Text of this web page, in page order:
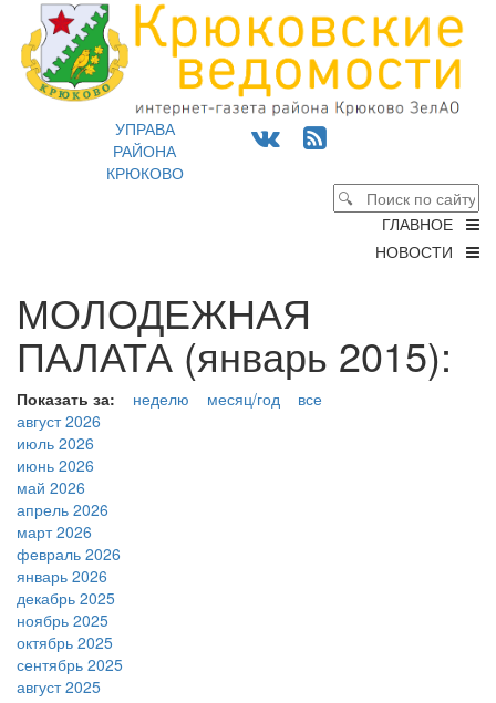
УПРАВА
РАЙОНА
КРЮКОВО
ГЛАВНОЕ
НОВОСТИ
МОЛОДЕЖНАЯ
ПАЛАТА (январь 2015):
Показать за: неделю месяц/год
все
август 2026
июль 2026
июнь 2026
май 2026
апрель 2026
март 2026
февраль 2026
январь 2026
декабрь 2025
ноябрь 2025
октябрь 2025
сентябрь 2025
август 2025